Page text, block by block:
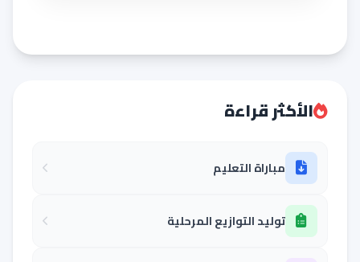
الأكثر قراءة
مباراة التعليم
توليد التوازيع المرحلية